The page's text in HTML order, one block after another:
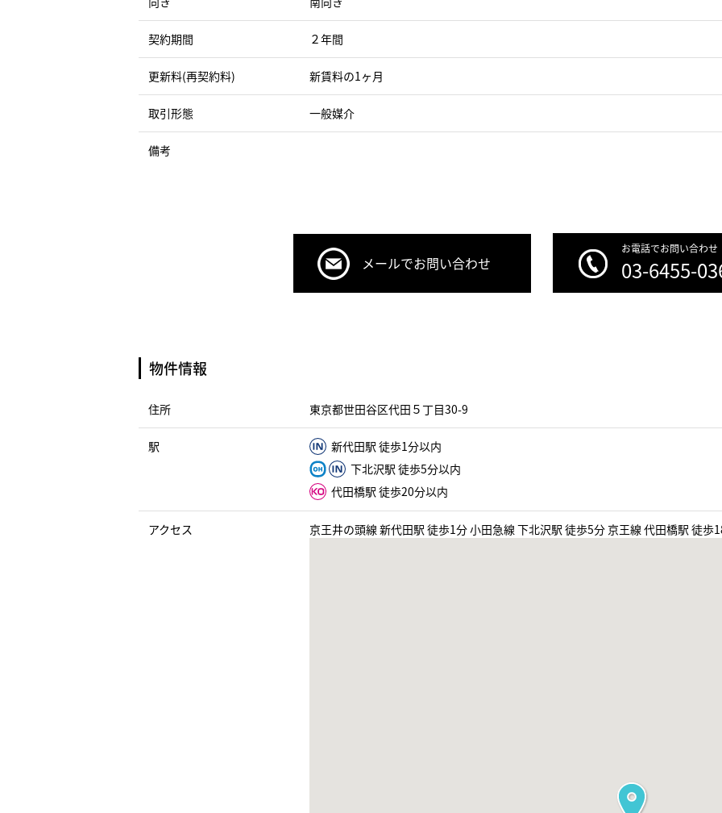
契約期間 ２年間
更新料(再契約料) 新賃料の1ヶ月
取引形態 一般媒介
備考
メールでお問い合わせ
お電話でお問い合わせ
03-6455-
物件情報
住所 東京都世田谷区代田５丁目30-9
駅
新代田駅 徒歩1分以内
下北沢駅 徒歩5分以内
代田橋駅 徒歩20分以内
アクセス 京王井の頭線 新代田駅 徒歩1分 小田急線 下北沢駅 徒歩5分 京王線 代田橋駅 徒歩